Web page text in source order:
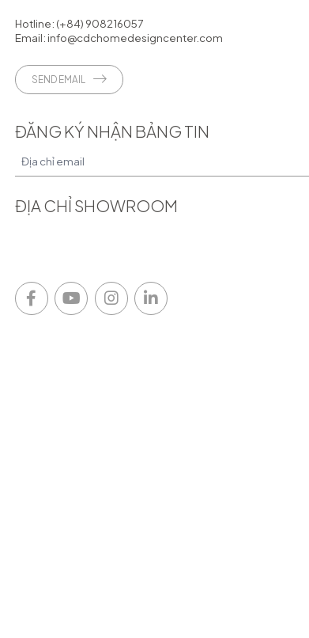
Hotline: (+84) 908216057
Email: info@cdchomedesigncenter.com
SEND EMAIL
ĐĂNG KÝ NHẬN BẢNG TIN
ĐỊA CHỈ SHOWROOM